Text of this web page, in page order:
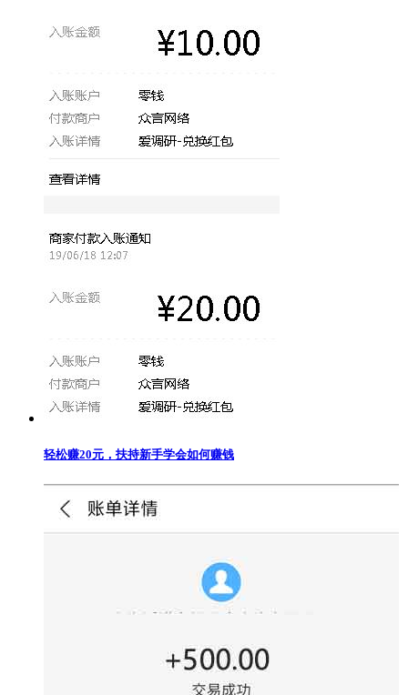
轻松赚20元，扶持新手学会如何赚钱